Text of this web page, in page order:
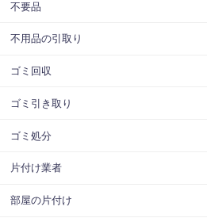
不要品
不用品の引取り
ゴミ回収
ゴミ引き取り
ゴミ処分
片付け業者
部屋の片付け